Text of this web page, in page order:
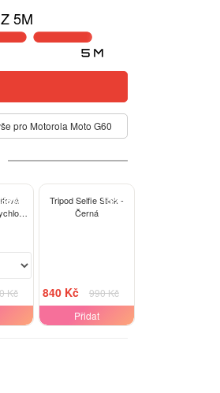
5M
pro Motorola Moto G60
Kč
-15%
Tripod Selfie Stick -
Černá
840 Kč
990 Kč
Přidat